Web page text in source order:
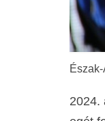
2024.